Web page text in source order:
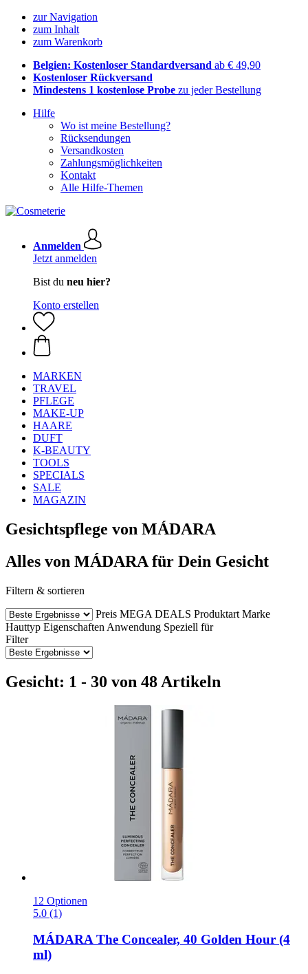
zur Navigation
zum Inhalt
zum Warenkorb
Belgien: Kostenloser Standardversand ab € 49,90
Kostenloser Rückversand
Mindestens 1 kostenlose Probe zu jeder Bestellung
Hilfe
Wo ist meine Bestellung?
Rücksendungen
Versandkosten
Zahlungsmöglichkeiten
Kontakt
Alle Hilfe-Themen
Anmelden
Jetzt anmelden
Bist du neu hier?
Konto erstellen
MARKEN
TRAVEL
PFLEGE
MAKE-UP
HAARE
DUFT
K-BEAUTY
TOOLS
SPECIALS
SALE
MAGAZIN
Gesichtspflege von MÁDARA
Alles von MÁDARA für Dein Gesicht
Filtern & sortieren
Preis MEGA DEALS Produktart Marke
Hauttyp Eigenschaften Anwendung Speziell für
Filter
Gesicht: 1 - 30 von 48 Artikeln
12 Optionen
5.0 (1)
MÁDARAThe Concealer, 40 Golden Hour (4
ml)